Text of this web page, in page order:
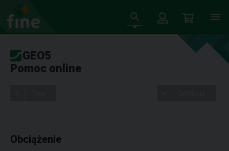
GEO5
Pomoc online
Obciążenie